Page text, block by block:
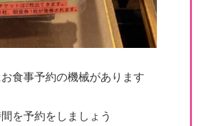
食事予約の機械があります
を予約をしましょう